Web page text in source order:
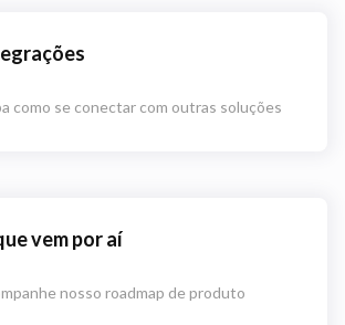
como se conectar com outras soluções
vem por aí
nosso roadmap de produto